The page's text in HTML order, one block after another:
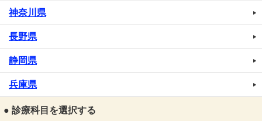
神奈川県
長野県
静岡県
兵庫県
● 診療科目を選択する